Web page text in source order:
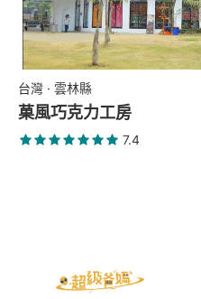
台灣 · 雲林縣
菓風巧克力工房
7.4